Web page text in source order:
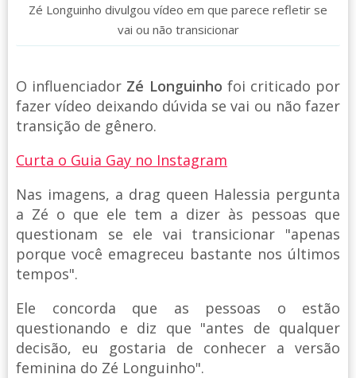
Zé Longuinho divulgou vídeo em que parece refletir se
vai ou não transicionar
O influenciador Zé Longuinho foi criticado por
fazer vídeo deixando dúvida se vai ou não fazer
transição de gênero.
Curta o Guia Gay no Instagram
Nas imagens, a drag queen Halessia pergunta
a Zé o que ele tem a dizer às pessoas que
questionam se ele vai transicionar "apenas
porque você emagreceu bastante nos últimos
tempos".
Ele concorda que as pessoas o estão
questionando e diz que "antes de qualquer
decisão, eu gostaria de conhecer a versão
feminina do Zé Longuinho".